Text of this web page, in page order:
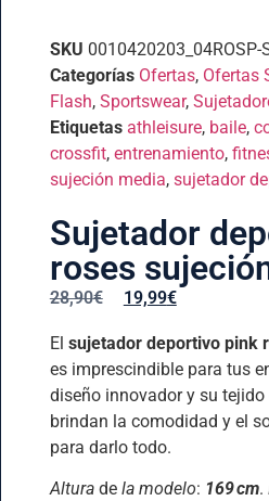
SKU 0010420203_04ROSP-
Categorías Ofertas, Ofertas
Flash, Sportswear,
Etiquetas athleisure, baile,
crossfit, entrenamiento,
sujeción media, sujetador
Sujetador
roses
28,90€ 19,99€
El sujetador deportivo pink
es imprescindible para tus
diseño innovador y su
brindan la comodidad y el
para darlo todo.
Alturade la modelo: 169 cm.